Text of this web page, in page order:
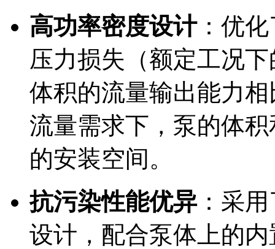
高功率密度设计：优
压力损失（额定工况
体积的流量输出能力
流量需求下，泵的体
的安装空间。
抗污染性能优异：采
设计，配合泵体上的